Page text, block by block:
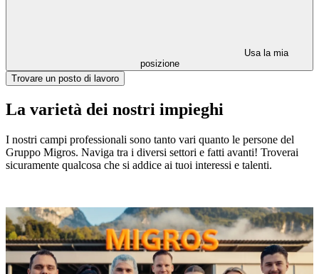
Usa la mia
posizione
Trovare un posto di lavoro
La varietà dei nostri impieghi
I nostri campi professionali sono tanto vari quanto le persone del
Gruppo Migros. Naviga tra i diversi settori e fatti avanti! Troverai
sicuramente qualcosa che si addice ai tuoi interessi e talenti.